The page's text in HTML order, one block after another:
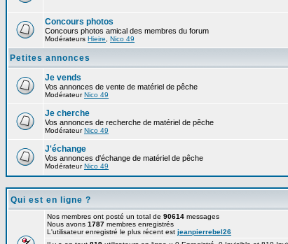
Concours photos
Concours photos amical des membres du forum
Modérateurs Hieire Nico 49
Petites annonces
Je vends
Vos annonces de vente de matériel de pêche
ModérateurNico 49
Je cherche
Vos annonces de recherche de matériel de pêche
ModérateurNico 49
J'échange
Vos annonces d'échange de matériel de pêche
ModérateurNico 49
Qui est en ligne ?
Nos membres ont posté un total de 90614 messages
Nous avons 1787 membres enregistrés
L'utilisateur enregistré le plus récent est jeanpierrebel26